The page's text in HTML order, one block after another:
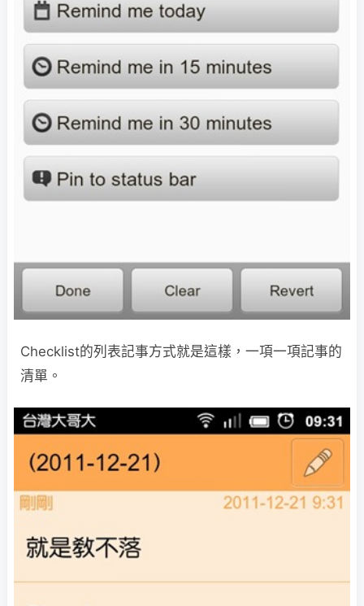
Checklist的列表記事方式就是這樣，一項一項記事的
清單。